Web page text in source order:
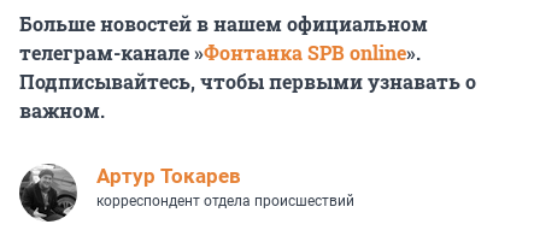
Больше новостей в нашем официальном
телеграм-канале »Фонтанка SPB online».
Подписывайтесь, чтобы первыми узнавать о
важном.
Артур Токарев
корреспондент отдела происшествий